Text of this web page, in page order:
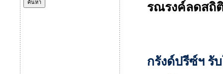
รณรงค์ลดสถิ
กรังด์ปรีซ์ฯ รั